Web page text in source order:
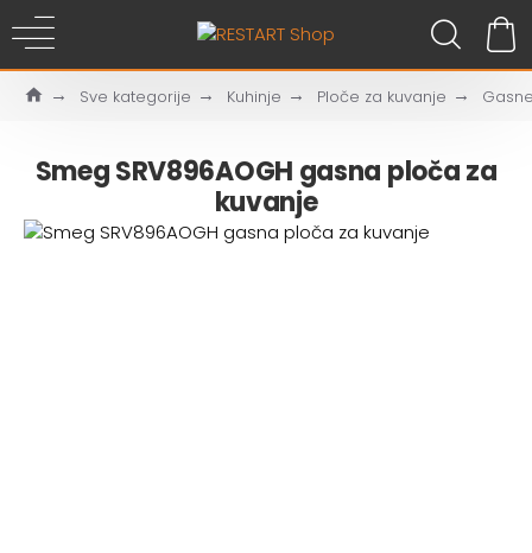
Sve kategorije Kuhinje Ploče za kuvanje
Smeg SRV896AOGH gasna ploča za
kuvanje